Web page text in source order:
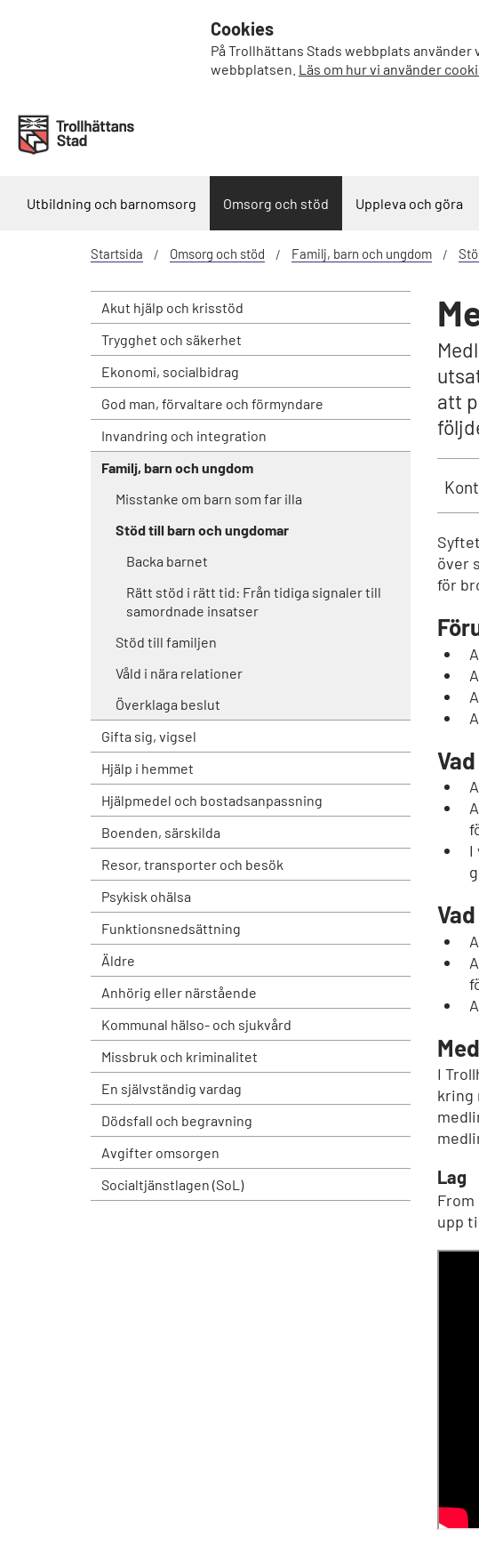
Cookies
På Trollhättans Stads webbplats
webbplatsen. Läs om hur vi använder
Utbildning och barnomsorg Omsorg och stöd Uppleva och göra
Startsida Omsorg och stöd Familj, barn och ungdom
Akut hjälp och krisstöd
Trygghet och säkerhet
Ekonomi, socialbidrag
God man, förvaltare och förmyndare
Invandring och integration
Familj, barn och ungdom
Misstanke om barn som far illa
Stöd till barn och ungdomar
Backa barnet
Rätt stöd i rätt tid: Från tidiga signaler till
samordnade insatser
Stöd till familjen
Våld i nära relationer
Överklaga beslut
Gifta sig, vigsel
Hjälp i hemmet
Hjälpmedel och bostadsanpassning
Boenden, särskilda
Resor, transporter och besök
Psykisk ohälsa
Funktionsnedsättning
Äldre
Anhörig eller närstående
Kommunal hälso- och sjukvård
Missbruk och kriminalitet
En självständig vardag
Dödsfall och begravning
Avgifter omsorgen
Socialtjänstlagen (SoL)
att
över
för
I
I
kring
Lag
From
upp